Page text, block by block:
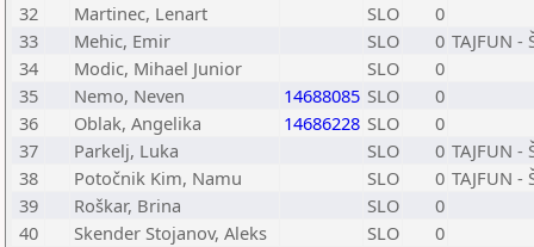
32
Martinec, Lenart SLO
0
33
Mehic, Emir SLO 0 TAJFUN -
34
Modic, Mihael Junior SLO
0
35
Nemo, Neven 14688085 SLO
0
36
Oblak, Angelika 14686228 SLO
0
37
Parkelj, Luka SLO 0 TAJFUN -
38
Potočnik Kim, Namu SLO 0 TAJFUN -
39
Roškar, Brina SLO
0
40
Skender Stojanov, Aleks SLO
0